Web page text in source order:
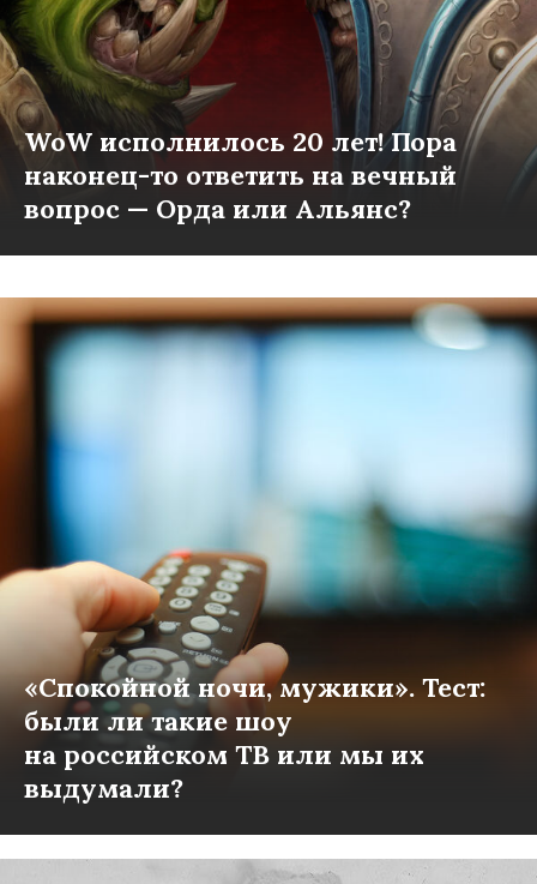
WoW исполнилось 20 лет! Пора
наконец-то ответить на вечный
вопрос — Орда или Альянс?
«Спокойной ночи, мужики». Тест:
были ли такие шоу
на российском ТВ или мы их
выдумали?